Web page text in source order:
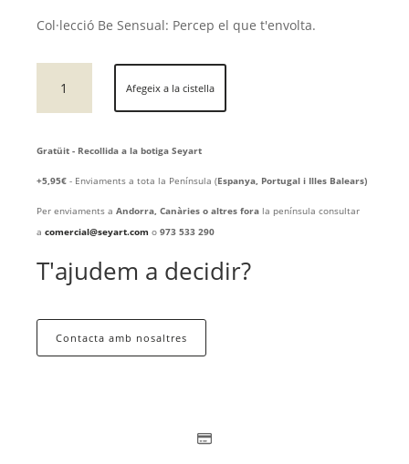
Col·lecció Be Sensual: Percep el que t'envolta.
arracades
plata
de
AMORE
Afegeix a la cistella
Gratüit - Recollida a la botiga Seyart
+5,95€ - Enviaments a tota la Península (Espanya, Portugal i Illes Balears)
Per enviaments aAndorra, Canàries o altres fora la península consultar
acomercial@seyart.com o973 533 290
T'ajudem a decidir?
Contacta amb nosaltres